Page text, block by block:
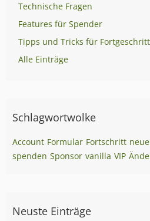
Technische Fragen
Features für Spender
Tipps und Tricks für
Alle Einträge
Schlagwortwolke
Account Formular Fortschritt
spenden Sponsor vanilla VIP
Neuste Einträge